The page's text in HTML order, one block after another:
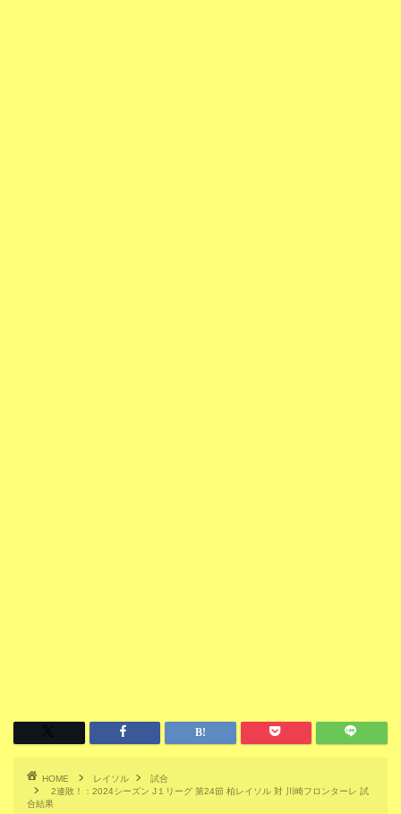
HOME レイソル
試合
2連敗！：2024シーズン J１リーグ 第24節 柏レイソル 対 川崎フロンターレ 試
合結果